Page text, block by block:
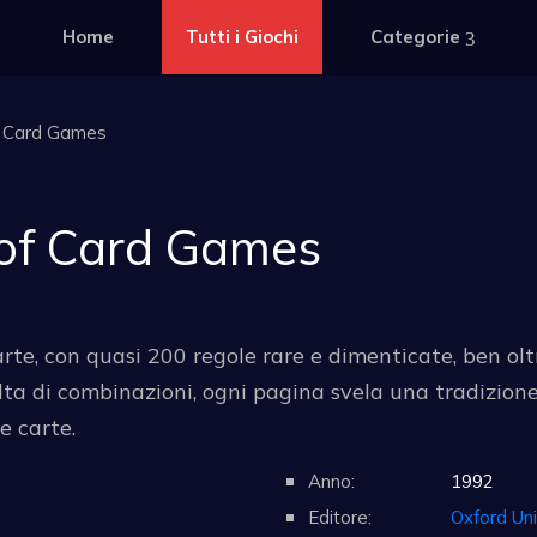
Home Tutti i Giochi Categorie
Games
Card Games
con quasi 200 regole rare e dimenticate, ben
di combinazioni, ogni pagina svela una
carte.
Anno:
1992
Editore:
Oxford